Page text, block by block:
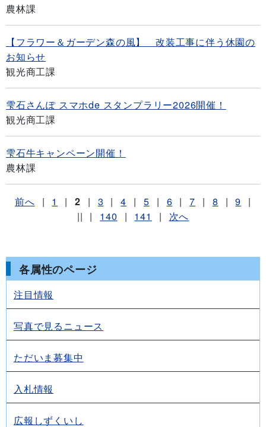
農林課
【フラワー＆ガーデン森の風】 改装工事に伴う休園の
お知らせ
観光商工課
雫石さんぽ スマホde スタンプラリー2026開催！
観光商工課
雫石牛キャンペーン開催！
農林課
前へ | 1 | 2 | 3 | 4 | 5 | 6 | 7 | 8 | 9
|
||
| 140 | 141 | 次へ
各属性のページ
注目情報
写真で見るニュース
ただいま募集中
入札情報
広報しずくいし